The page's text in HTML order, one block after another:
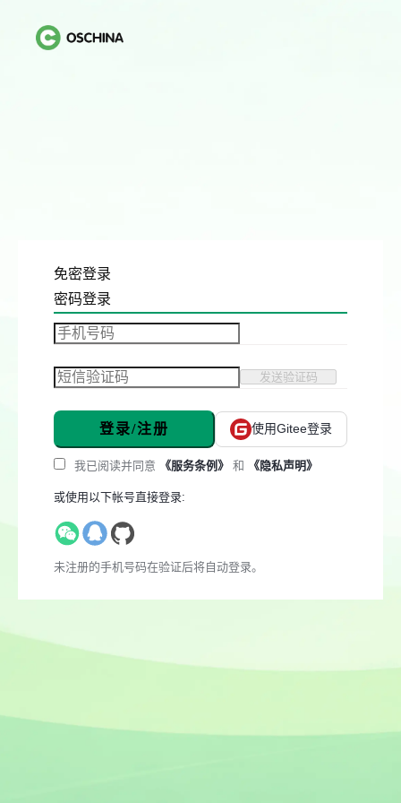
免密登录
密码登录
发送验证码
登录/注册 使用Gitee登录
我已阅读并同意 《服务条例》 和 《隐私声明》
或使用以下帐号直接登录:
未注册的手机号码在验证后将自动登录。